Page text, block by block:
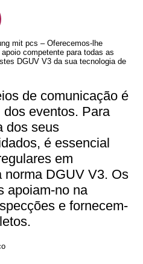
de comunicação é
eventos. Para
dos seus
é essencial
em
norma DGUV V3. Os
apoiam-no na
e fornecem-